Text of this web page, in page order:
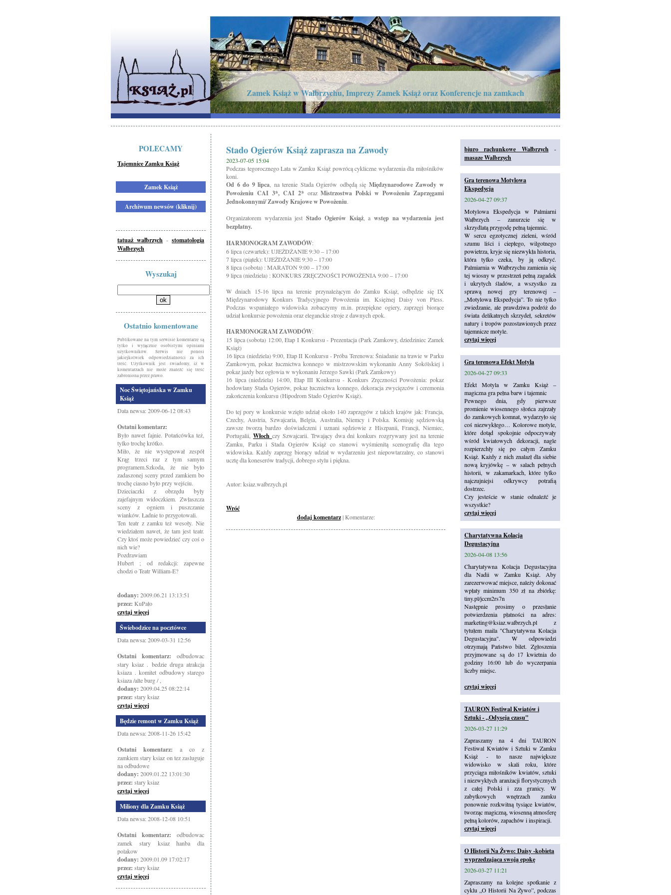
Zamek Książ w Wałbrzychu, Imprezy Zamek Książ oraz Konferencje na zamkach
POLECAMY
Tajemnice Zamku Książ
Zamek Książ
Archiwum newsów (kliknij)
tatuaż wałbrzych - stomatologia
Wałbrzych
Wyszukaj
Ostatnio komentowane
Publikowane na tym serwisie komentarze są
tylko i wyłącznie osobistymi opiniami
użytkowników. Serwis nie ponosi
jakiejkolwiek odpowiedzialności za ich
treść. Użytkownik jest świadomy, iż w
komentarzach nie może znaleźć się treść
zabroniona przez prawo.
Noc Świętojańska w Zamku
Książ
Data newsa: 2009-06-12 08:43
Ostatni komentarz:
Było nawet fajnie. Potańcówka też,
tylko trochę krótko.
Miło, że nie występował zespół
Krąg trzeci raz z tym samym
programem.Szkoda, że nie było
zadaszonej sceny przed zamkiem bo
trochę ciasno było przy wejściu.
Dzieciaczki z obrzędu były
zajefajnym widoczkiem. Zwłaszcza
sceny z ogniem i puszczanie
wianków. Ładnie to przygotowali.
Ten teatr z zamku też wesoły. Nie
wiedziałem nawet, że tam jest teatr.
Czy ktoś może powiedzieć czy coś o
nich wie?
Pozdrawiam
Hubert ; od redakcji: zapewne
chodzi o Teatr William-E?
dodany: 2009.06.21 13:13:51
przez: KuPało
czytaj więcej
Świebodzice na pocztówce
Data newsa: 2009-03-31 12:56
Ostatni komentarz: odbudowac
stary ksiaz . bedzie druga atrakcja
ksiaza . komitet odbudowy starego
ksiaza /alte burg / ,
dodany: 2009.04.25 08:22:14
przez: stary ksiaz
czytaj więcej
Będzie remont w Zamku Książ
Data newsa: 2008-11-26 15:42
Ostatni komentarz: a co z
zamkiem stary ksiaz on tez zasluguje
na odbudowe
dodany: 2009.01.22 13:01:30
przez: stary ksiaz
czytaj więcej
Miliony dla Zamku Książ
Data newsa: 2008-12-08 10:51
Ostatni komentarz: odbudowac
zamek stary ksiaz hanba dla
polakow
dodany: 2009.01.09 17:02:17
przez: stary ksiaz
czytaj więcej
Stado Ogierów Książ zaprasza na Zawody
2023-07-05 15:04
Podczas tegorocznego Lata w Zamku Książ powrócą cykliczne wydarzenia dla miłośników
koni.
Od 6 do 9 lipca , na terenie Stada Ogierów odbędą się Międzynarodowe Zawody w
Powożeniu CAI 3*, CAI 2*orazMistrzostwa Polski w Powożeniu Zaprzęgami
Jednokonnymi/ Zawody Krajowe w Powożeniu.
Organizatorem wydarzenia jestStado Ogierów Książ, a wstęp na wydarzenia jest
bezpłatny.
HARMONOGRAM ZAWODÓW:
6 lipca (czwartek): UJEŻDŻANIE 9:30 – 17:00
7 lipca (piątek): UJEŻDŻANIE 9:30 – 17:00
8 lipca (sobota) : MARATON 9:00 – 17:00
9 lipca (niedziela) : KONKURS ZRĘCZNOŚCI POWOŻENIA 9:00 – 17:00
W dniach 15-16 lipca na terenie przynależącym do Zamku Książ, odbędzie się IX
Międzynarodowy Konkurs Tradycyjnego Powożenia im. Księżnej Daisy von Pless.
Podczas wspaniałego widowiska zobaczymy m.in. przepiękne ogiery, zaprzęgi biorące
udział konkursie powożenia oraz eleganckie stroje z dawnych epok.
HARMONOGRAM ZAWODÓW:
15 lipca (sobota) 12:00, Etap I Konkursu - Prezentacja (Park Zamkowy, dziedziniec Zamek
Książ)
16 lipca (niedziela) 9:00, Etap II Konkursu - Próba Terenowa: Śniadanie na trawie w Parku
Zamkowym, pokaz łucznictwa konnego w mistrzowskim wykonaniu Anny Sokólskiej i
pokaz jazdy bez ogłowia w wykonaniu Jerzego Sawki (Park Zamkowy)
16 lipca (niedziela) 14:00, Etap III Konkursu - Konkurs Zręczności Powożenia: pokaz
hodowlany Stada Ogierów, pokaz łucznictwa konnego, dekoracja zwycięzców i ceremonia
zakończenia konkursu (Hipodrom Stado Ogierów Książ).
Do tej pory w konkursie wzięło udział około 140 zaprzęgów z takich krajów jak: Francja,
Czechy, Austria, Szwajcaria, Belgia, Australia, Niemcy i Polska. Komisję sędziowską
zawsze tworzą bardzo doświadczeni i uznani sędziowie z Hiszpanii, Francji, Niemiec,
Portugalii, Włoch czy Szwajcarii. Trwający dwa dni konkurs rozgrywany jest na terenie
Zamku, Parku i Stada Ogierów Książ co stanowi wyśmienitą scenografię dla tego
widowiska. Każdy zaprzęg biorący udział w wydarzeniu jest niepowtarzalny, co stanowi
ucztę dla koneserów tradycji, dobrego stylu i piękna.
Autor: ksiaz.walbrzych.pl
Wróć
dodaj komentarz| Komentarze:
biuro rachunkowe Wałbrzych -
masaze Walbrzych
Gra terenowa Motylowa
Ekspedycja
2026-04-27 09:37
Motylowa Ekspedycja w Palmiarni
Wałbrzych – zanurzcie się w
skrzydlatą przygodę pełną tajemnic.
W sercu egzotycznej zieleni, wśród
szumu liści i ciepłego, wilgotnego
powietrza, kryje się niezwykła historia,
która tylko czeka, by ją odkryć.
Palmiarnia w Wałbrzychu zamienia się
tej wiosny w przestrzeń pełną zagadek
i ukrytych śladów, a wszystko za
sprawą nowej gry terenowej –
„Motylowa Ekspedycja”. To nie tylko
zwiedzanie, ale prawdziwa podróż do
świata delikatnych skrzydeł, sekretów
natury i tropów pozostawionych przez
tajemnicze motyle.
czytaj więcej
Gra terenowa Efekt Motyla
2026-04-27 09:33
Efekt Motyla w Zamku Książ –
magiczna gra pełna barw i tajemnic
Pewnego dnia, gdy pierwsze
promienie wiosennego słońca zajrzały
do zamkowych komnat, wydarzyło się
coś niezwykłego… Kolorowe motyle,
które dotąd spokojnie odpoczywały
wśród kwiatowych dekoracji, nagle
rozpierzchły się po całym Zamku
Książ. Każdy z nich znalazł dla siebie
nową kryjówkę – w salach pełnych
historii, w zakamarkach, które tylko
najczujniejsi odkrywcy potrafią
dostrzec.
Czy jesteście w stanie odnaleźć je
wszystkie?
czytaj więcej
Charytatywna Kolacja
Degustacyjna
2026-04-08 13:56
Charytatywna Kolacja Degustacyjna
dla Nadii w Zamku Książ. Aby
zarezerwować miejsce, należy dokonać
wpłaty minimum 350 zł na zbiórkę:
tiny.pl/jccm2rs7n
Następnie prosimy o przesłanie
potwierdzenia płatności na adres:
marketing@ksiaz.walbrzych.pl z
tytułem maila "Charytatywna Kolacja
Degustacyjna". W odpowiedzi
otrzymają Państwo bilet. Zgłoszenia
przyjmowane są do 17 kwietnia do
godziny 16:00 lub do wyczerpania
liczby miejsc.
czytaj więcej
TAURON Festiwal Kwiatów i
Sztuki - „Odyseja czasu"
2026-03-27 11:29
Zapraszamy na 4 dni TAURON
Festiwal Kwiatów i Sztuki w Zamku
Książ - to nasze największe
widowisko w skali roku, które
przyciąga miłośników kwiatów, sztuki
i niezwykłych aranżacji florystycznych
z całej Polski i zza granicy. W
zabytkowych wnętrzach zamku
ponownie rozkwitną tysiące kwiatów,
tworząc magiczną, wiosenną atmosferę
pełną kolorów, zapachów i inspiracji.
czytaj więcej
O Historii Na Żywo: Daisy -kobieta
wyprzedzająca swoją epokę
2026-03-27 11:21
Zapraszamy na kolejne spotkanie z
cyklu „O Historii Na Żywo”, podczas